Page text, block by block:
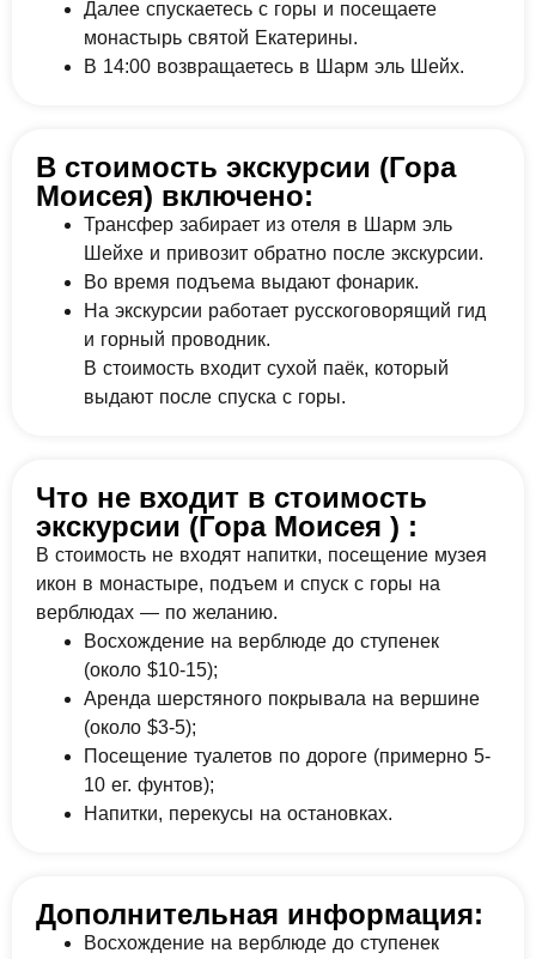
Далее спускаетесь с горы и посещаете
монастырь святой Екатерины.
В 14:00 возвращаетесь в Шарм эль Шейх.
В стоимость экскурсии (Гора
Моисея) включено:
Трансфер забирает из отеля в Шарм эль
Шейхе и привозит обратно после экскурсии.
Во время подъема выдают фонарик.
На экскурсии работает русскоговорящий гид
и горный проводник.
В стоимость входит сухой паёк, который
выдают после спуска с горы.
Что не входит в стоимость
экскурсии (Гора Моисея ) :
В стоимость не входят напитки, посещение музея
икон в монастыре, подъем и спуск с горы на
верблюдах — по желанию.
Восхождение на верблюде до ступенек
(около $10-15);
Аренда шерстяного покрывала на вершине
(около $3-5);
Посещение туалетов по дороге (примерно 5-
10 ег. фунтов);
Напитки, перекусы на остановках.
Дополнительная информация:
Восхождение на верблюде до ступенек